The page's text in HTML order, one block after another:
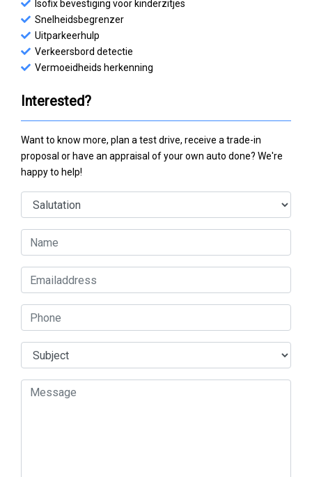
Isofix bevestiging voor kinderzitjes
Snelheidsbegrenzer
Uitparkeerhulp
Verkeersbord detectie
Vermoeidheids herkenning
Interested?
Want to know more, plan a test drive, receive a trade-in
proposal or have an appraisal of your own auto done? We're
happy to help!